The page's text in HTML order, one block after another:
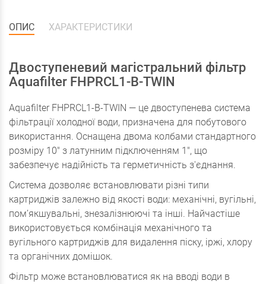
ОПИС ХАРАКТЕРИСТИКИ
Двоступеневий магістральний фільтр
Aquafilter FHPRCL1-B-TWIN
Aquafilter FHPRCL1-B-TWIN — це двоступенева система
фільтрації холодної води, призначена для побутового
використання. Оснащена двома колбами стандартного
розміру 10" з латунним підключенням 1", що
забезпечує надійність та герметичність з'єднання.
Система дозволяє встановлювати різні типи
картриджів залежно від якості води: механічні, вугільні,
пом’якшувальні, знезалізнюючі та інші. Найчастіше
використовується комбінація механічного та
вугільного картриджів для видалення піску, іржі, хлору
та органічних домішок.
Фільтр може встановлюватися як на вводі води в